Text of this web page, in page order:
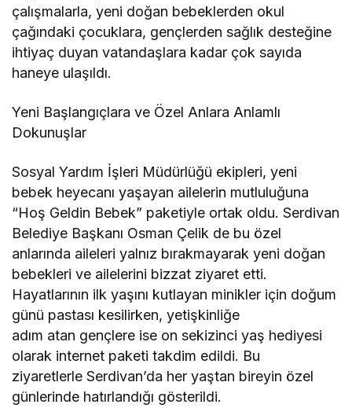
çalışmalarla, yeni doğan bebeklerden okul
çağındaki çocuklara, gençlerden sağlık desteğine
ihtiyaç duyan vatandaşlara kadar çok sayıda
haneye ulaşıldı.
Yeni Başlangıçlara ve Özel Anlara Anlamlı
Dokunuşlar
Sosyal Yardım İşleri Müdürlüğü ekipleri, yeni
bebek heyecanı yaşayan ailelerin mutluluğuna
“Hoş Geldin Bebek” paketiyle ortak oldu. Serdivan
Belediye Başkanı Osman Çelik de bu özel
anlarında aileleri yalnız bırakmayarak yeni doğan
bebekleri ve ailelerini bizzat ziyaret etti.
Hayatlarının ilk yaşını kutlayan minikler için doğum
günü pastası kesilirken, yetişkinliğe
adım atan gençlere ise on sekizinci yaş hediyesi
olarak internet paketi takdim edildi. Bu
ziyaretlerle Serdivan’da her yaştan bireyin özel
günlerinde hatırlandığı gösterildi.